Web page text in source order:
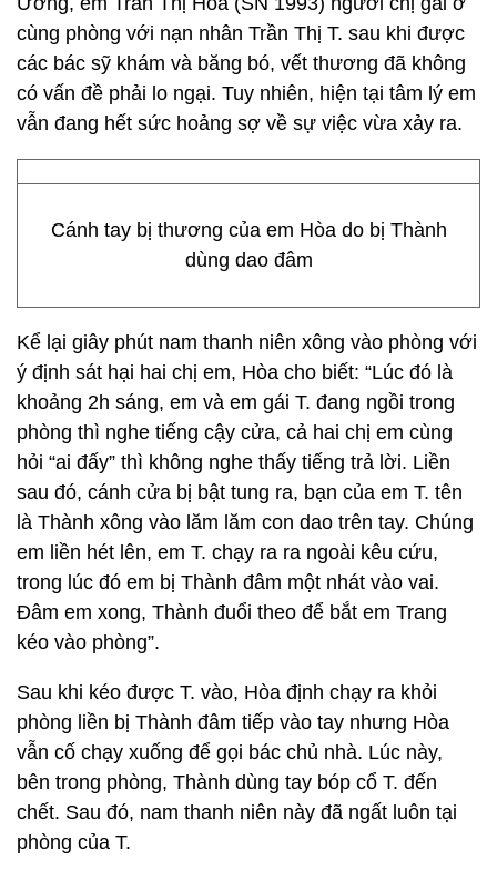
cùng phòng với nạn nhân Trần Thị T. sau khi được
các bác sỹ khám và băng bó, vết thương đã không
có vấn đề phải lo ngại. Tuy nhiên, hiện tại tâm lý em
vẫn đang hết sức hoảng sợ về sự việc vừa xảy ra.
Cánh tay bị thương của em Hòa do bị Thành
dùng dao đâm
Kể lại giây phút nam thanh niên xông vào phòng với
ý định sát hại hai chị em, Hòa cho biết: “Lúc đó là
khoảng 2h sáng, em và em gái T. đang ngồi trong
phòng thì nghe tiếng cậy cửa, cả hai chị em cùng
hỏi “ai đấy” thì không nghe thấy tiếng trả lời. Liền
sau đó, cánh cửa bị bật tung ra, bạn của em T. tên
là Thành xông vào lăm lăm con dao trên tay. Chúng
em liền hét lên, em T. chạy ra ra ngoài kêu cứu,
trong lúc đó em bị Thành đâm một nhát vào vai.
Đâm em xong, Thành đuổi theo để bắt em Trang
kéo vào phòng”.
Sau khi kéo được T. vào, Hòa định chạy ra khỏi
phòng liền bị Thành đâm tiếp vào tay nhưng Hòa
vẫn cố chạy xuống để gọi bác chủ nhà. Lúc này,
bên trong phòng, Thành dùng tay bóp cổ T. đến
chết. Sau đó, nam thanh niên này đã ngất luôn tại
phòng của T.